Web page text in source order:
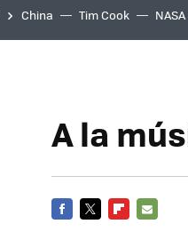
China Tim Cook NASA
A la